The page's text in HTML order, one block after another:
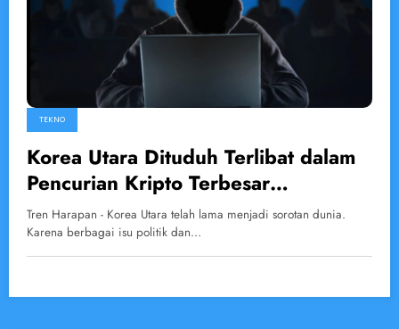
TEKNO
Korea Utara Dituduh Terlibat dalam
Pencurian Kripto Terbesar
Sepanjang Sejarah
Tren Harapan - Korea Utara telah lama menjadi sorotan dunia.
Karena berbagai isu politik dan…